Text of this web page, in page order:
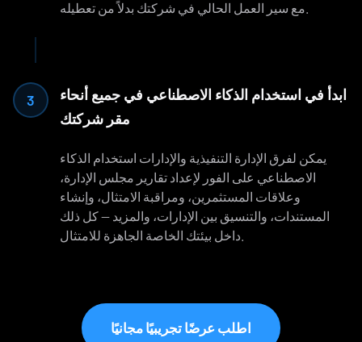
3
ابدأ في استخدام الذكاء الاصطناعي في جميع أنحاء
مقر شركتك
يمكن لفرق الإدارة التنفيذية والإدارات استخدام الذكاء
الاصطناعي على الفور لإعداد تقارير مجلس الإدارة،
وعلاقات المستثمرين، ومراقبة الامتثال، وإنشاء
المستندات، والتنسيق بين الإدارات، والمزيد — كل ذلك
اطلب عرضًا تجريبيًا مجانيًا